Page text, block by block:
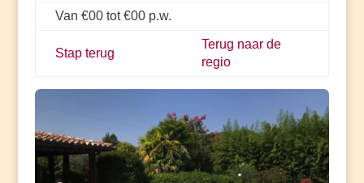
Van €00 tot €00 p.w.
Stap terug
Terug naar de
regio